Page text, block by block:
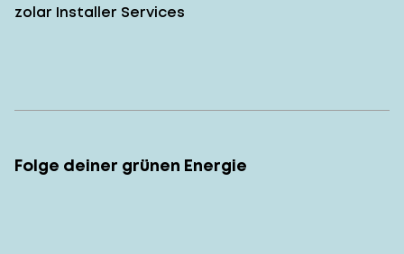
zolar Installer Services
Folge deiner grünen Energie